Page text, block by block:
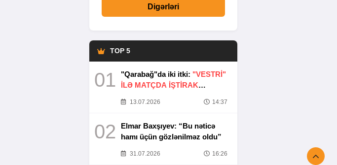
Digərləri
TOP 5
01 "Qarabağ"da iki itki: "VESTRİ"
İLƏ MATÇDA İŞTİRAK
13.07.2026 14:37
02
Elmar Baxşıyev: “Bu nəticə
hamı üçün gözlənilməz oldu”
31.07.2026 16:26